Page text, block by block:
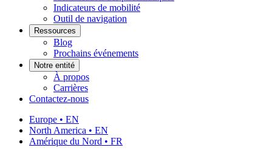
Indicateurs de mobilité
Outil de navigation
Ressources
Blog
Prochains événements
Notre entité
À propos
Carrières
Contactez-nous
Europe • EN
North America • EN
Amérique du Nord • FR